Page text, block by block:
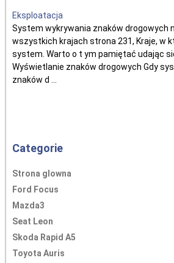
Eksploatacja
System wykrywania znaków drogowych
wszystkich krajach strona 231, Kraje, w
system. Warto o t ym pamiętać udając
Wyświetlanie znaków drogowych Gdy
znaków d ...
Categorie
Strona glowna
Ford Focus
Mazda3
Seat Leon
Skoda Rapid A5
Toyota Auris